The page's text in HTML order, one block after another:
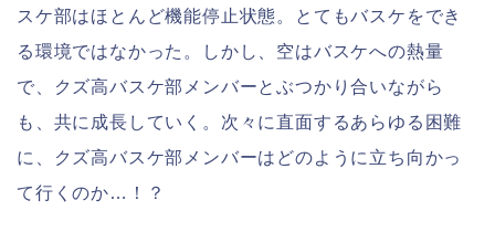
スケ部はほとんど機能停止状態。とてもバスケをでき
る環境ではなかった。しかし、空はバスケへの熱量
で、クズ高バスケ部メンバーとぶつかり合いながら
も、共に成長していく。次々に直面するあらゆる困難
に、クズ高バスケ部メンバーはどのように立ち向かっ
て行くのか…！？